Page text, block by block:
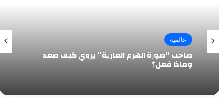
عالميه
صاحب “صورة الهرم العارية” يروي كيف صعد
وماذا فعل؟